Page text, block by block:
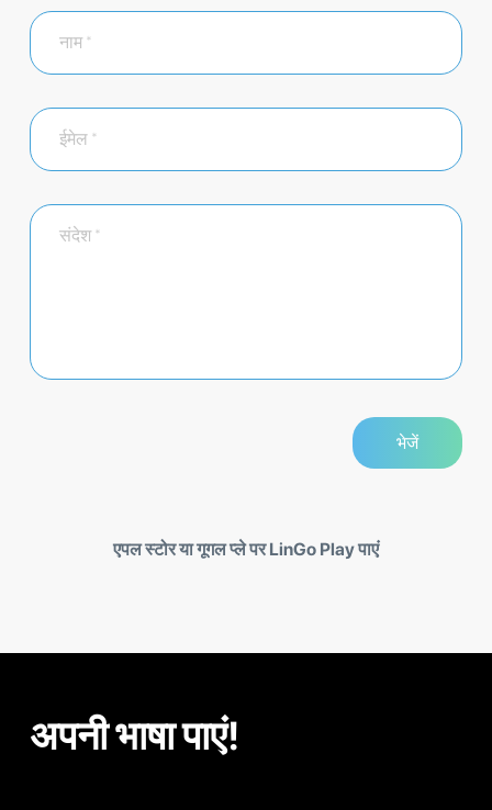
एपल स्टोर या गूगल प्ले पर LinGo Play पाएं
अपनी भाषा पाएं!